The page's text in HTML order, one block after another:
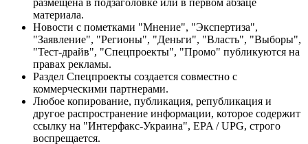
материала.
Новости с пометками "Мнение", "Экспертиза",
"Заявление", "Регионы", "Деньги", "Власть", "Выборы",
"Тест-драйв", "Спецпроекты", "Промо" публикуются на
правах рекламы.
Раздел Спецпроекты создается совместно с
коммерческими партнерами.
Любое копирование, публикация, републикация и
другое распространение информации, которое содержит
ссылку на "Интерфакс-Украина", EPA / UPG, строго
воспрещается.